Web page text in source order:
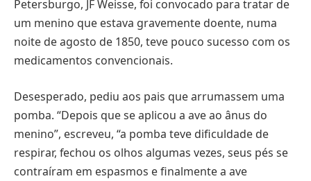
Petersburgo, JF Weisse, foi convocado para tratar de
um menino que estava gravemente doente, numa
noite de agosto de 1850, teve pouco sucesso com os
medicamentos convencionais.
Desesperado, pediu aos pais que arrumassem uma
pomba. “Depois que se aplicou a ave ao ânus do
menino”, escreveu, “a pomba teve dificuldade de
respirar, fechou os olhos algumas vezes, seus pés se
contraíram em espasmos e finalmente a ave